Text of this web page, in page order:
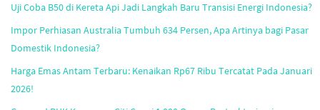
Uji Coba B50 di Kereta Api Jadi Langkah Baru Transisi Energi Indonesia?
Impor Perhiasan Australia Tumbuh 634 Persen, Apa Artinya bagi Pasar
Domestik Indonesia?
Harga Emas Antam Terbaru: Kenaikan Rp67 Ribu Tercatat Pada Januari
2026!